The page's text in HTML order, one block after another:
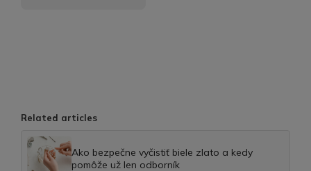
Related articles
Ako bezpečne vyčistiť biele zlato a kedy
pomôže už len odborník